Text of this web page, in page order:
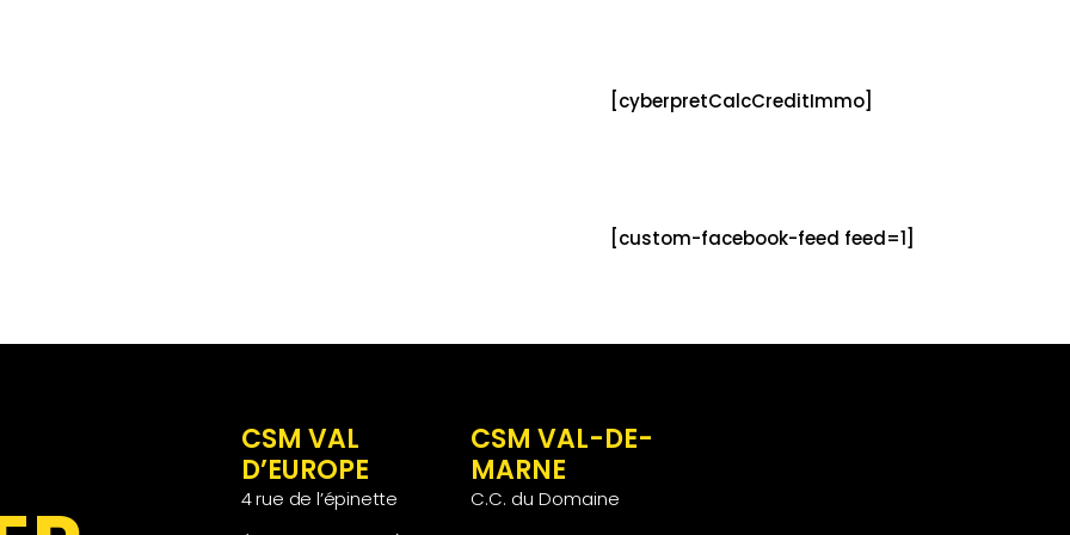
[cyberpretCalcCreditImmo]
[custom-facebook-feed feed=1]
CSM VAL
D’EUROPE
4 rue de l’épinette
CSM VAL-DE-
MARNE
C.C. du Domaine